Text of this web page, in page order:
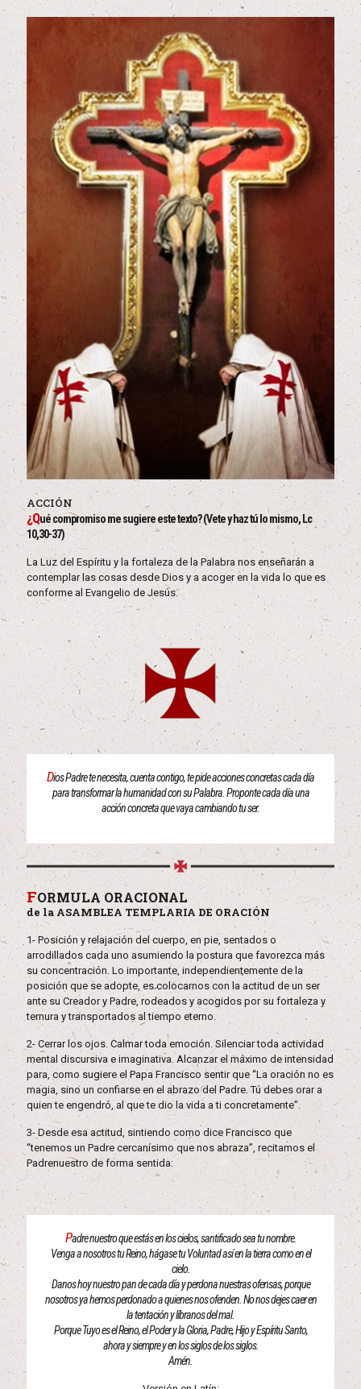
ACCIÓN
¿Qué compromiso me sugiere este texto? (Vete y haz tú lo mismo, Lc
10,30-37)
La Luz del Espíritu y la fortaleza de la Palabra nos enseñarán a
contemplar las cosas desde Dios y a acoger en la vida lo que es
conforme al Evangelio de Jesús.
Dios Padre te necesita, cuenta contigo, te pide acciones concretas cada día
para transformar la humanidad con su Palabra. Proponte cada día una
acción concreta que vaya cambiando tu ser.
FORMULA ORACIONAL
de la ASAMBLEA TEMPLARIA DE ORACIÓN
1- Posición y relajación del cuerpo, en pie, sentados o
arrodillados cada uno asumiendo la postura que favorezca más
su concentración. Lo importante, independientemente de la
posición que se adopte, es colocarnos con la actitud de un ser
ante su Creador y Padre, rodeados y acogidos por su fortaleza y
ternura y transportados al tiempo eterno.
2- Cerrar los ojos. Calmar toda emoción. Silenciar toda actividad
mental discursiva e imaginativa. Alcanzar el máximo de intensidad
para, como sugiere el Papa Francisco sentir que “La oración no es
magia, sino un confiarse en el abrazo del Padre. Tú debes orar a
quien te engendró, al que te dio la vida a ti concretamente”.
3- Desde esa actitud, sintiendo como dice Francisco que
“tenemos un Padre cercanísimo que nos abraza”, recitamos el
Padrenuestro de forma sentida:
Padre nuestro que estás en los cielos, santificado sea tu nombre.
Venga a nosotros tu Reino, hágase tu Voluntad así en la tierra como en el
cielo.
Danos hoy nuestro pan de cada día y perdona nuestras ofensas, porque
nosotros ya hemos perdonado a quienes nos ofenden. No nos dejes caer en
la tentación y líbranos del mal.
Porque Tuyo es el Reino, el Poder y la Gloria, Padre, Hijo y Espíritu Santo,
ahora y siempre y en los siglos de los siglos.
Amén.